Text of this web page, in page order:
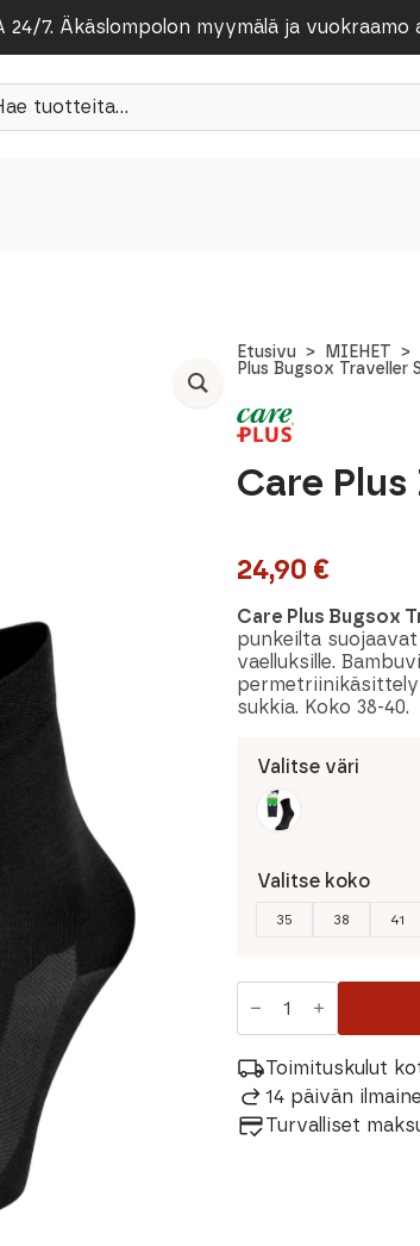
24/7. Äkäslompolon myymälä ja vuokraamo
Etusivu MIEHET
Plus Bugsox Traveller
Care
24,90 €
Care Plus Bugsox
punkeilta
vaelluksille.
permetriinikäsittely
sukkia. Koko 38-40.
Valitse väri
Valitse koko
35 38 41
Care
Plus
Sukat
määrä
Toimituskulut
14 päivän
Turvalliset